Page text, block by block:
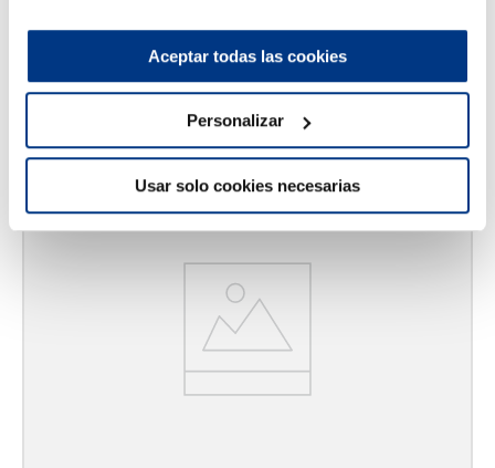
Aceptar todas las cookies
Personalizar
Usar solo cookies necesarias
AGREGAR AL CARRITO